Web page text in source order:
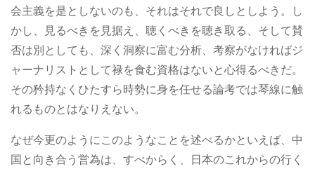
会主義を是としないのも、それはそれで良しとしよう。し
かし、見るべきを見据え、聴くべきを聴き取る、そして賛
否は別としても、深く洞察に富む分析、考察がなければジ
ャーナリストとして禄を食む資格はないと心得るべきだ。
その矜持なくひたすら時勢に身を任せる論考では琴線に触
れるものとはなりえない。
なぜ今更のようにこのようなことを述べるかといえば、中
国と向き合う営為は、すべからく、日本のこれからの行く